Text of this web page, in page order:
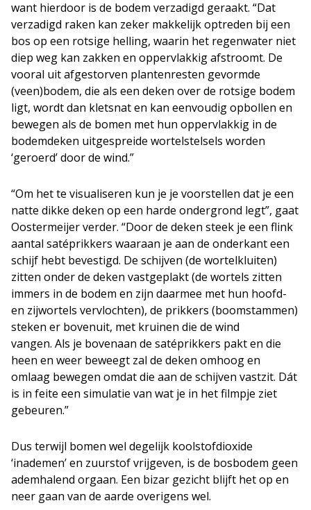
want hierdoor is de bodem verzadigd geraakt. “Dat
verzadigd raken kan zeker makkelijk optreden bij een
bos op een rotsige helling, waarin het regenwater niet
diep weg kan zakken en oppervlakkig afstroomt. De
vooral uit afgestorven plantenresten gevormde
(veen)bodem, die als een deken over de rotsige bodem
ligt, wordt dan kletsnat en kan eenvoudig opbollen en
bewegen als de bomen met hun oppervlakkig in de
bodemdeken uitgespreide wortelstelsels worden
‘geroerd’ door de wind.”
“Om het te visualiseren kun je je voorstellen dat je een
natte dikke deken op een harde ondergrond legt”, gaat
Oostermeijer verder. “Door de deken steek je een flink
aantal satéprikkers waaraan je aan de onderkant een
schijf hebt bevestigd. De schijven (de wortelkluiten)
zitten onder de deken vastgeplakt (de wortels zitten
immers in de bodem en zijn daarmee met hun hoofd-
en zijwortels vervlochten), de prikkers (boomstammen)
steken er bovenuit, met kruinen die de wind
vangen. Als je bovenaan de satéprikkers pakt en die
heen en weer beweegt zal de deken omhoog en
omlaag bewegen omdat die aan de schijven vastzit. Dát
is in feite een simulatie van wat je in het filmpje ziet
gebeuren.”
Dus terwijl bomen wel degelijk koolstofdioxide
‘inademen’ en zuurstof vrijgeven, is de bosbodem geen
ademhalend orgaan. Een bizar gezicht blijft het op en
neer gaan van de aarde overigens wel.